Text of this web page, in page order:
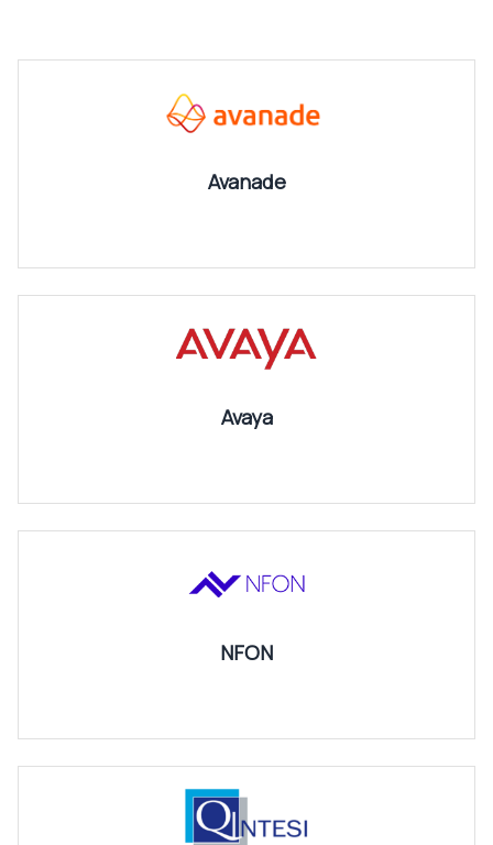
Avanade
Avaya
NFON